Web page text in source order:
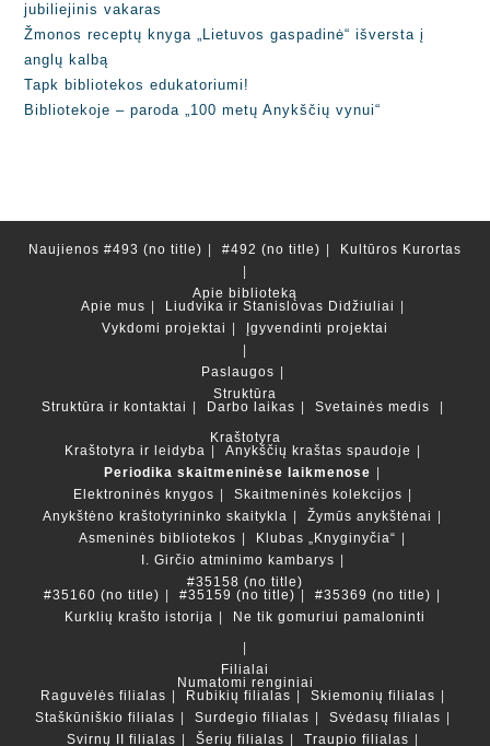
jubiliejinis vakaras
Žmonos receptų knyga „Lietuvos gaspadinė“ išversta į
anglų kalbą
Tapk bibliotekos edukatoriumi!
Bibliotekoje – paroda „100 metų Anykščių vynui“
Naujienos #493 (no title) #492 (no title) Kultūros Kurortas
Apie biblioteką
Apie mus
Liudvika ir Stanislovas Didžiuliai
Vykdomi projektai
Įgyvendinti projektai
Paslaugos
Struktūra
Struktūra ir kontaktai
Darbo laikas
Svetainės medis
Kraštotyra
Kraštotyra ir leidyba
Anykščių kraštas spaudoje
Periodika skaitmeninėse laikmenose
Elektroninės knygos
Skaitmeninės kolekcijos
Anykštėno kraštotyrininko skaitykla
Žymūs anykštėnai
Asmeninės bibliotekos
Klubas „Knyginyčia“
I. Girčio atminimo kambarys
#35158 (no title)
#35160 (no title)
#35159 (no title)
#35369 (no title)
Kurklių krašto istorija
Ne tik gomuriui pamaloninti
Filialai
Numatomi renginiai
Raguvėlės filialas
Rubikių filialas
Skiemonių filialas
Staškūniškio filialas
Surdegio filialas
Svėdasų filialas
Svirnų II filialas
Šerių filialas Traupio filialas